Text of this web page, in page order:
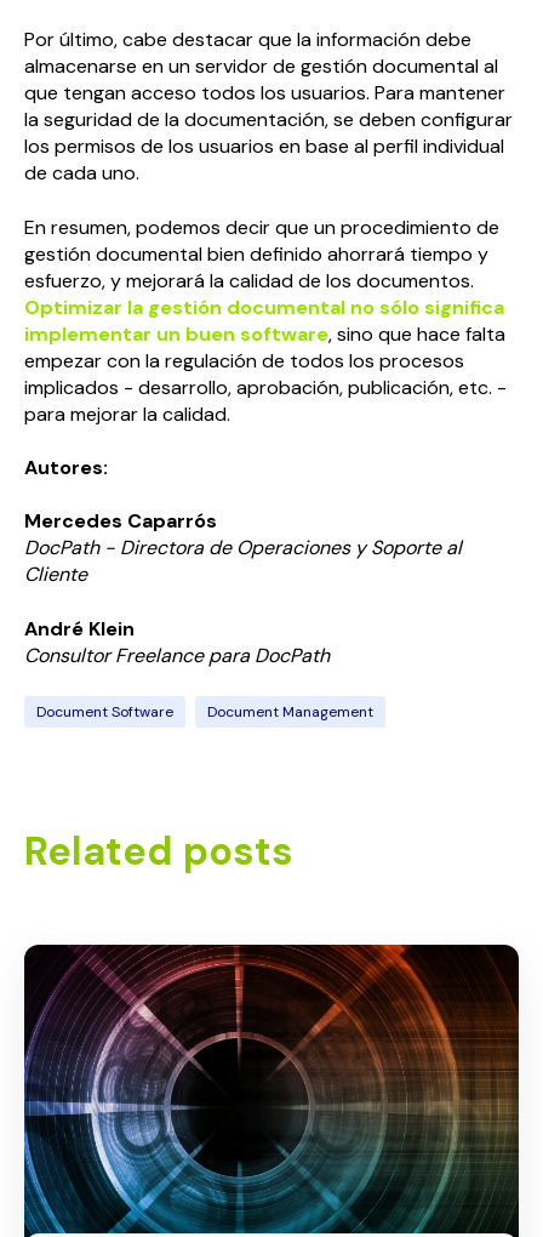
Por último, cabe destacar que la información debe
almacenarse en un servidor de gestión documental al
que tengan acceso todos los usuarios. Para mantener
la seguridad de la documentación, se deben configurar
los permisos de los usuarios en base al perfil individual
de cada uno.
En resumen, podemos decir que un procedimiento de
gestión documental bien definido ahorrará tiempo y
esfuerzo, y mejorará la calidad de los documentos.
Optimizar la gestión documental no sólo significa
implementar un buen software, sino que hace falta
empezar con la regulación de todos los procesos
implicados - desarrollo, aprobación, publicación, etc. -
para mejorar la calidad.
Autores:
Mercedes Caparrós
DocPath- Directora de Operaciones y Soporte al
Cliente
André Klein
Consultor Freelance para DocPath
Document Software Document Management
Related posts